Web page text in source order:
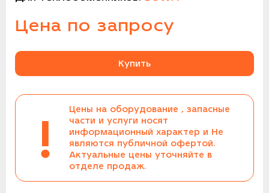
Цена по запросу
Купить
!
Цены на оборудование , запасные
части и услуги носят
информационный характер и Не
являются публичной офертой.
Актуальные цены уточняйте в
отделе продаж.